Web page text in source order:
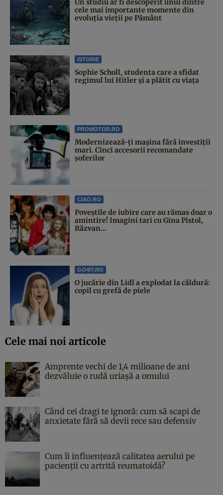
Un studiu ar fi descoperit unul dintre
cele mai importante momente din
evoluția vieții pe Pământ
ISTORIE
Sophie Scholl, studenta care a sfidat
regimul lui Hitler și a plătit cu viața
PROMOTOR.RO
Modernizează-ți mașina fără investiții
mari. Cinci accesorii recomandate
șoferilor
CIAO.RO
Poveştile de iubire care au rămas doar o
amintire! Imagini tari cu Gina Pistol,
Răzvan...
GO4IT.RO
O jucărie din Lidl a explodat la căldură:
copil cu grefă de piele
Cele mai noi articole
Amprente vechi de 1,4 milioane de ani
dezvăluie o rudă uriașă a omului
Când cei dragi te ignoră: cum să scapi de
anxietate fără să devii rece sau defensiv
Cum îi influențează calitatea aerului pe
pacienții cu artrită reumatoidă?